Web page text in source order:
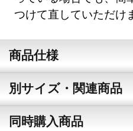
つけて直していただけ
商品仕様
別サイズ・関連商品
同時購入商品